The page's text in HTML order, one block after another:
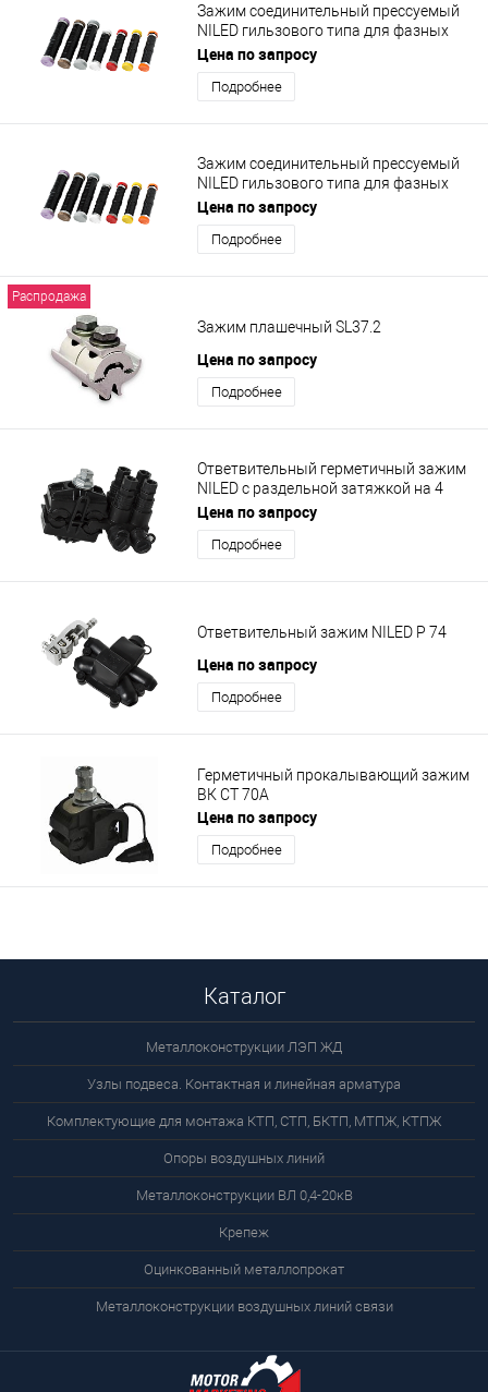
Зажим соединительный прессуемый
NILED гильзового типа для фазных
проводников MJPT 70.35
Цена по запросу
Подробнее
Зажим соединительный прессуемый
NILED гильзового типа для фазных
проводников MJPT 50
Цена по запросу
Подробнее
Распродажа
Зажим плашечный SL37.2
Цена по запросу
Подробнее
Ответвительный герметичный зажим
NILED с раздельной затяжкой на 4
ответвления Р14
Цена по запросу
Подробнее
Ответвительный зажим NILED Р 74
Цена по запросу
Подробнее
Герметичный прокалывающий зажим
ВК СТ 70А
Цена по запросу
Подробнее
Каталог
Металлоконструкции ЛЭП ЖД
Узлы подвеса. Контактная и линейная арматура
Комплектующие для монтажа КТП, СТП, БКТП, МТПЖ, КТПЖ
Опоры воздушных линий
Металлоконструкции ВЛ 0,4-20кВ
Крепеж
Оцинкованный металлопрокат
Металлоконструкции воздушных линий связи